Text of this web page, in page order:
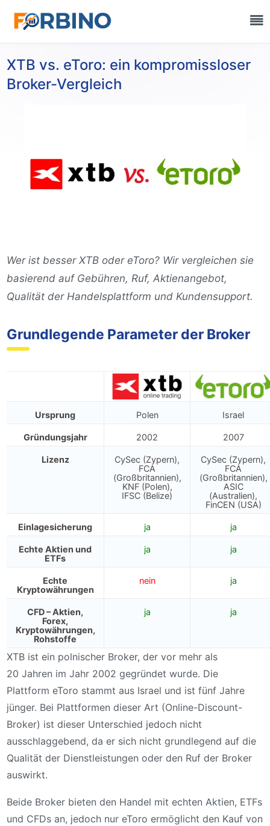
XTB vs. eToro: ein kompromissloser
Broker-Vergleich
Wer ist besser XTB oder eToro? Wir vergleichen sie
basierend auf Gebühren, Ruf, Aktienangebot,
Qualität der Handelsplattform und Kundensupport.
Grundlegende Parameter der Broker
Ursprung Polen Israel
Gründungsjahr 2002 2007
Lizenz
CySec (Zypern),
FCA
(Großbritannien),
KNF (Polen),
IFSC (Belize)
CySec (Zypern),
FCA
(Großbritannien),
ASIC
(Australien),
FinCEN (USA)
Einlagesicherung ja️ ja️
Echte Aktien und
ETFs
ja️ ja️
Echte
Kryptowährungen
nein ja️
CFD – Aktien,
Forex,
Kryptowährungen,
Rohstoffe
ja️ ja️
XTB ist ein polnischer Broker, der vor mehr als
20 Jahren im Jahr 2002 gegründet wurde. Die
Plattform eToro stammt aus Israel und ist fünf Jahre
jünger. Bei Plattformen dieser Art (Online-Discount-
Broker) ist dieser Unterschied jedoch nicht
ausschlaggebend, da er sich nicht grundlegend auf die
Qualität der Dienstleistungen oder den Ruf der Broker
auswirkt.
Beide Broker bieten den Handel mit echten Aktien, ETFs
und CFDs an, jedoch nur eToro ermöglicht den Kauf von